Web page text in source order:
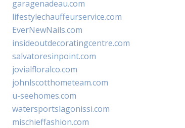
garagenadeau.com
lifestylechauffeurservice.com
EverNewNails.com
insideoutdecoratingcentre.com
salvatoresinpoint.com
jovialfloralco.com
johnlscotthometeam.com
u-seehomes.com
watersportslagonissi.com
mischieffashion.com